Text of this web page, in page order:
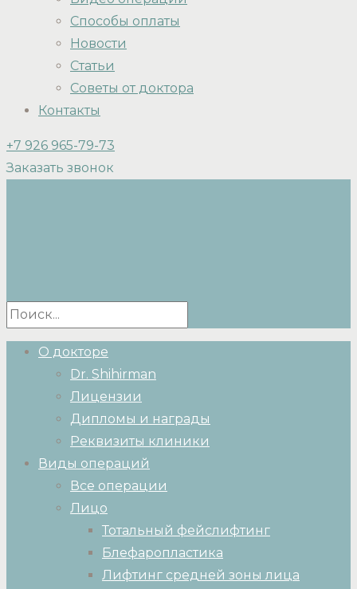
Способы оплаты
Новости
Статьи
Советы от доктора
Контакты
+7 926 965-79-73
Заказать звонок
О докторе
Dr. Shihirman
Лицензии
Дипломы и награды
Реквизиты клиники
Виды операций
Все операции
Лицо
Тотальный фейслифтинг
Блефаропластика
Лифтинг средней зоны лица